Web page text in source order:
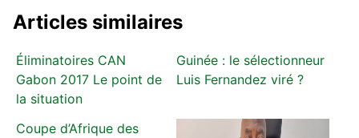
Articles similaires
Éliminatoires CAN
Gabon 2017 Le point de
la situation
Guinée : le sélectionneur
Luis Fernandez viré ?
Coupe d’Afrique des